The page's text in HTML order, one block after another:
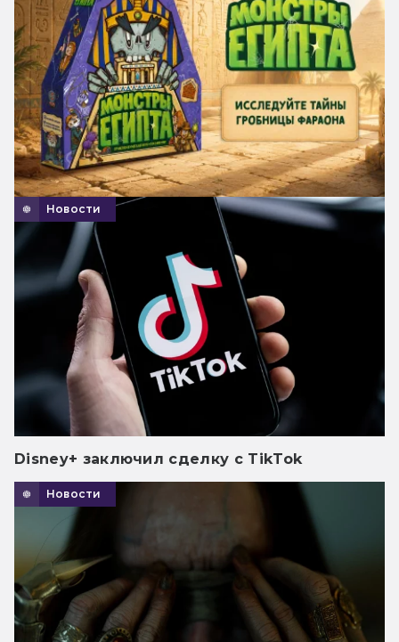
Новости
Disney+ заключил сделку с TikTok
Новости